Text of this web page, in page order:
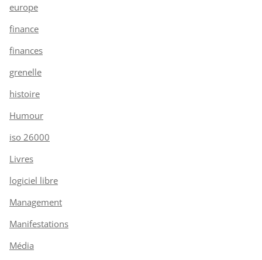
europe
finance
finances
grenelle
histoire
Humour
iso 26000
Livres
logiciel libre
Management
Manifestations
Média